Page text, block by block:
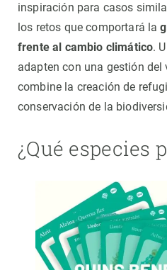
inspiración para casos
los retos que comportará la
frente al cambio climático.
adapten con una gestión del
combine la creación de
conservación de la
¿Qué especies